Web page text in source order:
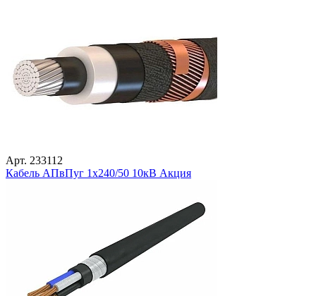
Арт. 233112
Кабель АПвПуг 1х240/50 10кВ Акция